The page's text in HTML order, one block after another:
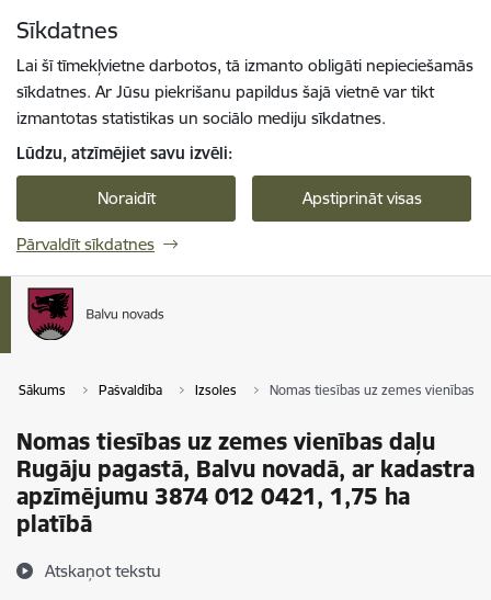
Sīkdatnes
Lai šī tīmekļvietne darbotos, tā izmanto obligāti nepieciešamās
sīkdatnes. Ar Jūsu piekrišanu papildus šajā vietnē var tikt
izmantotas statistikas un sociālo mediju sīkdatnes.
Lūdzu, atzīmējiet savu izvēli:
Noraidīt Apstiprināt visas
Pārvaldīt sīkdatnes
Sākums Pašvaldība Izsoles Nomas tiesības uz zemes vienības
Nomas tiesības uz zemes vienības daļu
Rugāju pagastā, Balvu novadā, ar kadastra
apzīmējumu 3874 012 0421, 1,75 ha
platībā
Atskaņot tekstu